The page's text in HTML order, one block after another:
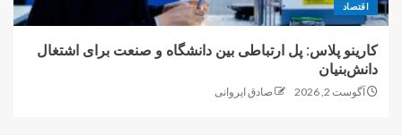
اقتصاد
کارینو پلاس: پل ارتباطی بین دانشگاه و صنعت برای اشتغال
دانش‌بنیان
آگوست 2, 2026 صادق ایروانی